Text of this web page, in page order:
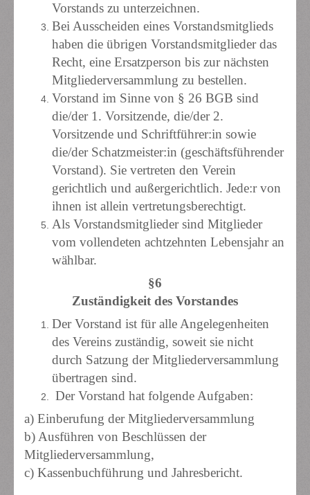
Vorstands zu unterzeichnen.
Bei Ausscheiden eines Vorstandsmitglieds
haben die übrigen Vorstandsmitglieder das
Recht, eine Ersatzperson bis zur nächsten
Mitgliederversammlung zu bestellen.
Vorstand im Sinne von § 26 BGB sind
die/der 1. Vorsitzende, die/der 2.
Vorsitzende und Schriftführer:in sowie
die/der Schatzmeister:in (geschäftsführender
Vorstand). Sie vertreten den Verein
gerichtlich und außergerichtlich. Jede:r von
ihnen ist allein vertretungsberechtigt.
Als Vorstandsmitglieder sind Mitglieder
vom vollendeten achtzehnten Lebensjahr an
wählbar.
§6
Zuständigkeit des Vorstandes
Der Vorstand ist für alle Angelegenheiten
des Vereins zuständig, soweit sie nicht
durch Satzung der Mitgliederversammlung
übertragen sind.
Der Vorstand hat folgende Aufgaben:
a) Einberufung der Mitgliederversammlung
b) Ausführen von Beschlüssen der
Mitgliederversammlung,
c) Kassenbuchführung und Jahresbericht.